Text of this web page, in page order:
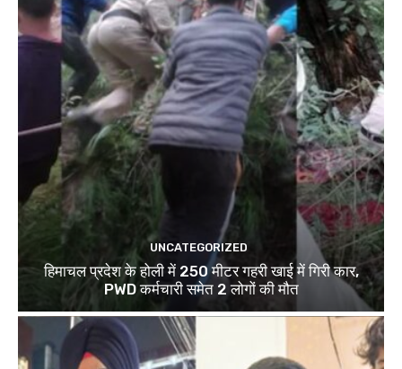
UNCATEGORIZED
हिमाचल प्रदेश के होली में 250 मीटर गहरी खाई में गिरी कार,
PWD कर्मचारी समेत 2 लोगों की मौत